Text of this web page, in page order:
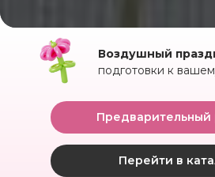
Воздушный
подготовки к
Перейти в
Предварительный